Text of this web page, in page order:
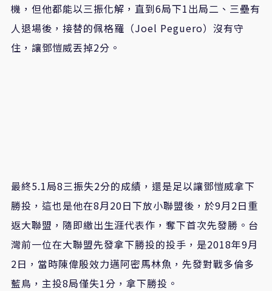
機，但他都能以三振化解，直到6局下1出局二、三壘有
人退場後，接替的佩格羅（Joel Peguero）沒有守
住，讓鄧愷威丟掉2分。
最終5.1局8三振失2分的成績，還是足以讓鄧愷威拿下
勝投，這也是他在8月20日下放小聯盟後，於9月2日重
返大聯盟，隨即繳出生涯代表作，奪下首次先發勝。台
灣前一位在大聯盟先發拿下勝投的投手，是2018年9月
2日，當時陳偉殷效力邁阿密馬林魚，先發對戰多倫多
藍鳥，主投8局僅失1分，拿下勝投。